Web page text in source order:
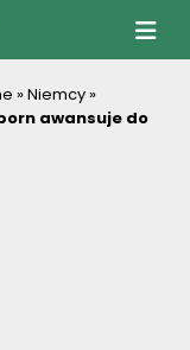
»Niemcy »
awansuje do